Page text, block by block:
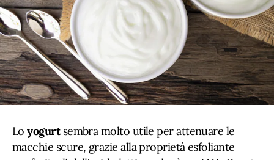
Lo yogurtsembra molto utile per attenuare le
macchie scure, grazie alla proprietà esfoliante